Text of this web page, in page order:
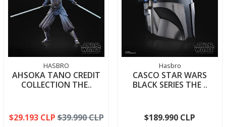
HASBRO
AHSOKA TANO CREDIT
COLLECTION THE..
$29.193 CLP $39.990 CLP
Hasbro
CASCO STAR WARS
BLACK SERIES THE ..
$189.990 CLP